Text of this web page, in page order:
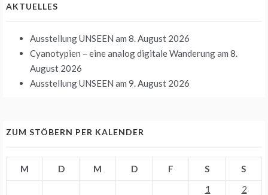
AKTUELLES
Ausstellung UNSEEN am 8. August 2026
Cyanotypien – eine analog digitale Wanderungam 8.
August 2026
Ausstellung UNSEEN am 9. August 2026
ZUM STÖBERN PER KALENDER
M D M D F S
S
1
2